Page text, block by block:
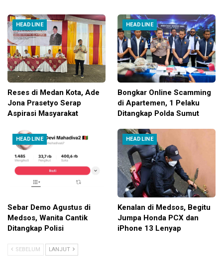
HEADLINE
Reses di Medan Kota, Ade
Jona Prasetyo Serap
Aspirasi Masyarakat
HEADLINE
Bongkar Online Scamming
di Apartemen, 1 Pelaku
Ditangkap Polda Sumut
HEADLINE
Sebar Demo Agustus di
Medsos, Wanita Cantik
Ditangkap Polisi
HEADLINE
Kenalan di Medsos, Begitu
Jumpa Honda PCX dan
iPhone 13 Lenyap
SEBELUM LANJUT